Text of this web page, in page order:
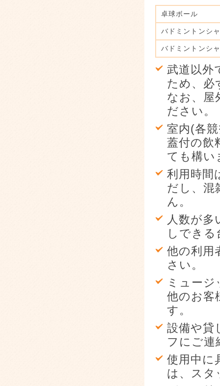
卓球ボール
バドミントンシ
バドミントンシ
武道以外
ため、必
なお、屋
ださい。
室内(各
蓋付の飲
ても構い
利用時間
だし、混
ん。
人数が
しでき
他の利用
さい。
ミュー
他のお客
す。
設備や貸
フにご連
使用中に
は、スタ